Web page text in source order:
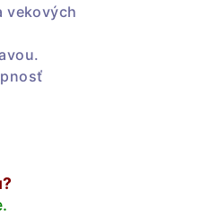
vekových